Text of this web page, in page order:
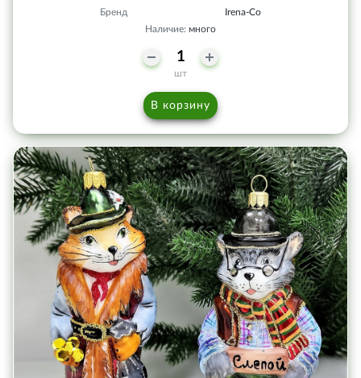
Бренд
Irena-Co
Наличие: много
шт
В корзину